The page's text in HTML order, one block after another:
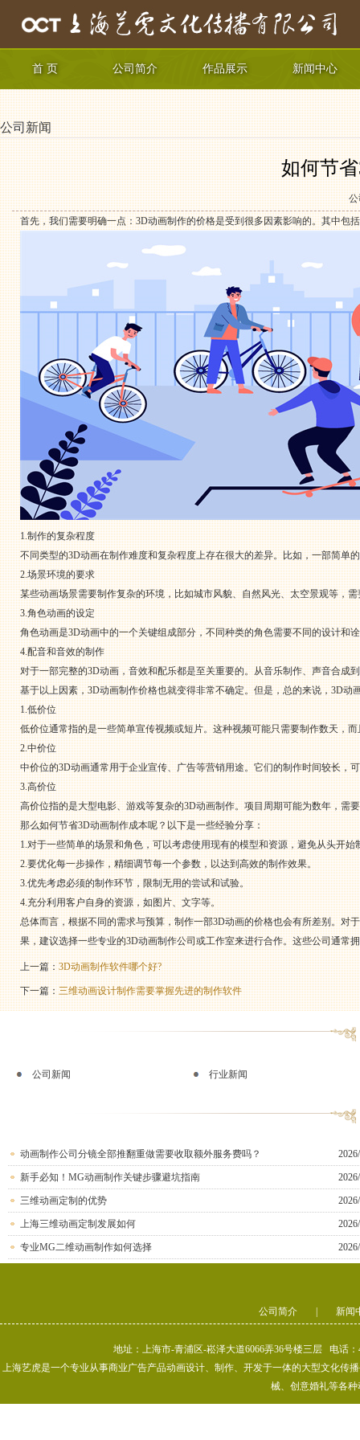
首 页 公司简介 作品展示 新闻中心
公司新闻
如何节
公
首先，我们需要明确一点：3D动画制作的价格是受到很多因素影响的。其中包
1.制作的复杂程度
不同类型的3D动画在制作难度和复杂程度上存在很大的差异。比如，一部简
2.场景环境的要求
某些动画场景需要制作复杂的环境，比如城市风貌、自然风光、太空景观等，
3.角色动画的设定
角色动画是3D动画中的一个关键组成部分，不同种类的角色需要不同的设计和
4.配音和音效的制作
对于一部完整的3D动画，音效和配乐都是至关重要的。从音乐制作、声音合成
基于以上因素，3D动画制作价格也就变得非常不确定。但是，总的来说，3D动
1.低价位
低价位通常指的是一些简单宣传视频或短片。这种视频可能只需要制作数天，
2.中价位
中价位的3D动画通常用于企业宣传、广告等营销用途。它们的制作时间较长，
3.高价位
高价位指的是大型电影、游戏等复杂的3D动画制作。项目周期可能为数年，
那么如何节省3D动画制作成本呢？以下是一些经验分享：
1.对于一些简单的场景和角色，可以考虑使用现有的模型和资源，避免从头开始
2.要优化每一步操作，精细调节每一个参数，以达到高效的制作效果。
3.优先考虑必须的制作环节，限制无用的尝试和试验。
4.充分利用客户自身的资源，如图片、文字等。
总体而言，根据不同的需求与预算，制作一部3D动画的价格也会有所差别。
果，建议选择一些专业的3D动画制作公司或工作室来进行合作。这些公司通常
上一篇：3D动画制作软件哪个好?
下一篇：三维动画设计制作需要掌握先进的制作软件
公司新闻 行业新闻
动画制作公司分镜全部推翻重做需要收取额外服务费吗？
新手必知！MG动画制作关键步骤避坑指南
三维动画定制的优势
上海三维动画定制发展如何
专业MG二维动画制作如何选择
公司简介 新闻
地址：上海市-青浦区-崧泽大道6066弄36号楼三层 电话
上海艺虎是一个专业从事商业广告产品动画设计、制作、开发于一体的大型文化传
械、创意婚礼等各